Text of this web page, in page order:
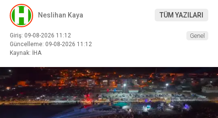
Neslihan Kaya TÜM YAZILARI
Giriş: 09-08-2026 11:12
Güncelleme: 09-08-2026 11:12
Kaynak: İHA
Genel